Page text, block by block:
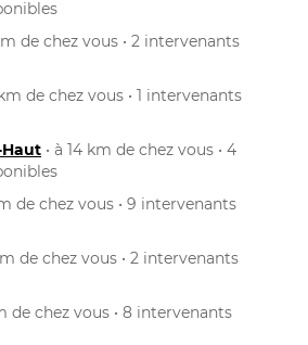
de chez vous • 2 intervenants
de chez vous • 1 intervenants
• à 14 km de chez vous • 4
de chez vous • 9 intervenants
de chez vous • 2 intervenants
de chez vous • 8 intervenants